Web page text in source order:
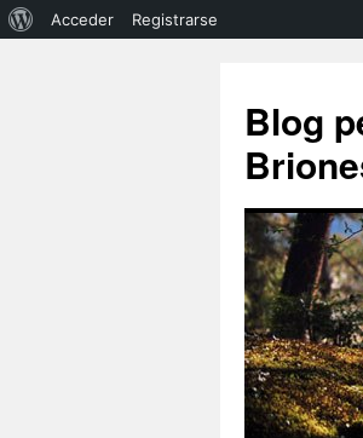
Acerca
Acceder Registrarse
contenido
Blog